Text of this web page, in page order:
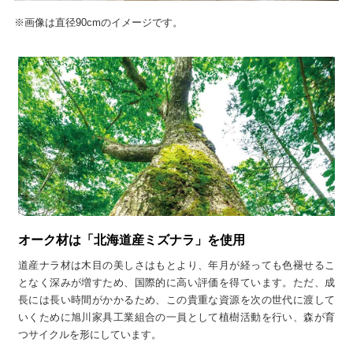
※画像は直径90cmのイメージです。
オーク材は「北海道産ミズナラ」を使用
道産ナラ材は木目の美しさはもとより、年月が経っても色褪せるこ
となく深みが増すため、国際的に高い評価を得ています。ただ、成
長には長い時間がかかるため、この貴重な資源を次の世代に渡して
いくために旭川家具工業組合の一員として植樹活動を行い、森が育
つサイクルを形にしています。